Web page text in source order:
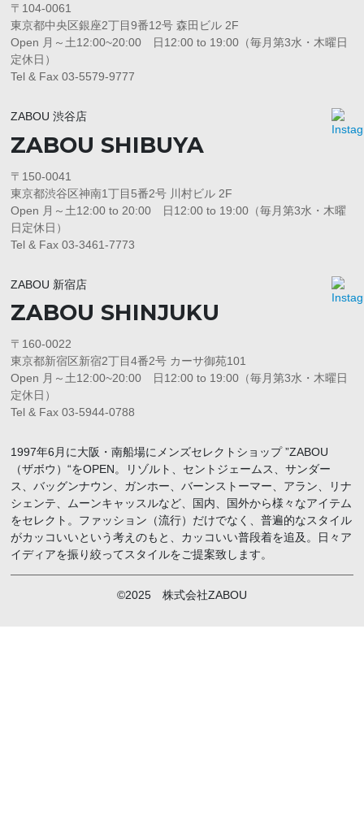
〒104-0061
東京都中央区銀座2丁目9番12号 森田ビル 2F
Open 月～土12:00~20:00 日12:00 to 19:00（毎月第3水・木曜日
定休日）
Tel & Fax 03-5579-9777
ZABOU 渋谷店
ZABOU SHIBUYA
〒150-0041
東京都渋谷区神南1丁目5番2号 川村ビル 2F
Open 月～土12:00 to 20:00 日12:00 to 19:00（毎月第3水・木曜
日定休日）
Tel & Fax 03-3461-7773
ZABOU 新宿店
ZABOU SHINJUKU
〒160-0022
東京都新宿区新宿2丁目4番2号 カーサ御苑101
Open 月～土12:00~20:00 日12:00 to 19:00（毎月第3水・木曜日
定休日）
Tel & Fax 03-5944-0788
1997年6月に大阪・南船場にメンズセレクトショップ ”ZABOU
（ザボウ）“をOPEN。リゾルト、セントジェームス、サンダー
ス、バッグンナウン、ガンホー、バーンストーマー、アラン、リナ
シェンテ、ムーンキャッスルなど、国内、国外から様々なアイテム
をセレクト。ファッション（流行）だけでなく、普遍的なスタイル
がカッコいいという考えのもと、カッコいい普段着を追及。日々ア
イディアを振り絞ってスタイルをご提案致します。
©2025 株式会社ZABOU